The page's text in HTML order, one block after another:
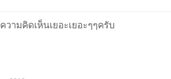
ามคิดเห็นเยอะเยอะๆๆครับ